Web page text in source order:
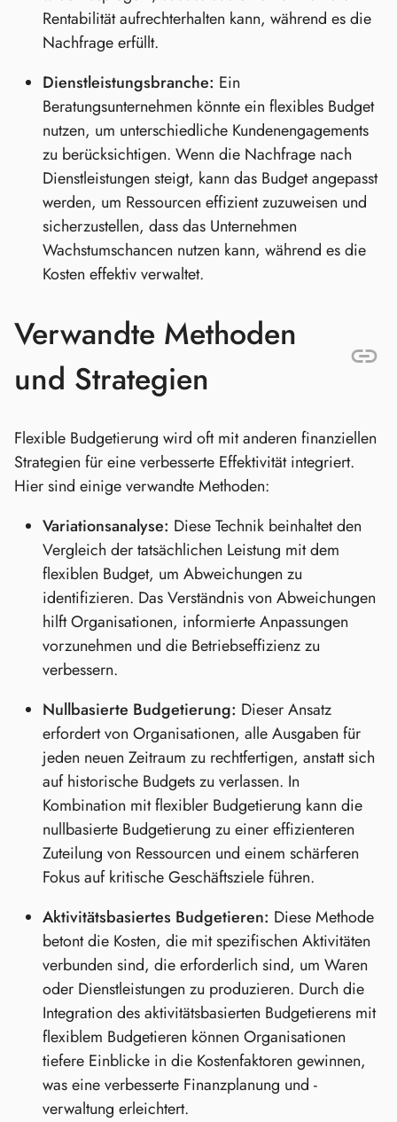
Rentabilität aufrechterhalten kann, während es die
Nachfrage erfüllt.
Dienstleistungsbranche: Ein
Beratungsunternehmen könnte ein flexibles Budget
nutzen, um unterschiedliche Kundenengagements
zu berücksichtigen. Wenn die Nachfrage nach
Dienstleistungen steigt, kann das Budget angepasst
werden, um Ressourcen effizient zuzuweisen und
sicherzustellen, dass das Unternehmen
Wachstumschancen nutzen kann, während es die
Kosten effektiv verwaltet.
Verwandte Methoden
und Strategien
Flexible Budgetierung wird oft mit anderen finanziellen
Strategien für eine verbesserte Effektivität integriert.
Hier sind einige verwandte Methoden:
Variationsanalyse: Diese Technik beinhaltet den
Vergleich der tatsächlichen Leistung mit dem
flexiblen Budget, um Abweichungen zu
identifizieren. Das Verständnis von Abweichungen
hilft Organisationen, informierte Anpassungen
vorzunehmen und die Betriebseffizienz zu
verbessern.
Nullbasierte Budgetierung: Dieser Ansatz
erfordert von Organisationen, alle Ausgaben für
jeden neuen Zeitraum zu rechtfertigen, anstatt sich
auf historische Budgets zu verlassen. In
Kombination mit flexibler Budgetierung kann die
nullbasierte Budgetierung zu einer effizienteren
Zuteilung von Ressourcen und einem schärferen
Fokus auf kritische Geschäftsziele führen.
Aktivitätsbasiertes Budgetieren: Diese Methode
betont die Kosten, die mit spezifischen Aktivitäten
verbunden sind, die erforderlich sind, um Waren
oder Dienstleistungen zu produzieren. Durch die
Integration des aktivitätsbasierten Budgetierens mit
flexiblem Budgetieren können Organisationen
tiefere Einblicke in die Kostenfaktoren gewinnen,
was eine verbesserte Finanzplanung und -
verwaltung erleichtert.